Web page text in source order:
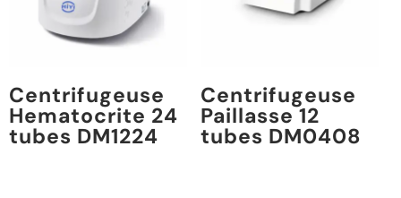
Centrifugeuse
Hematocrite 24
tubes DM1224
Centrifugeuse
Paillasse 12
tubes DM0408